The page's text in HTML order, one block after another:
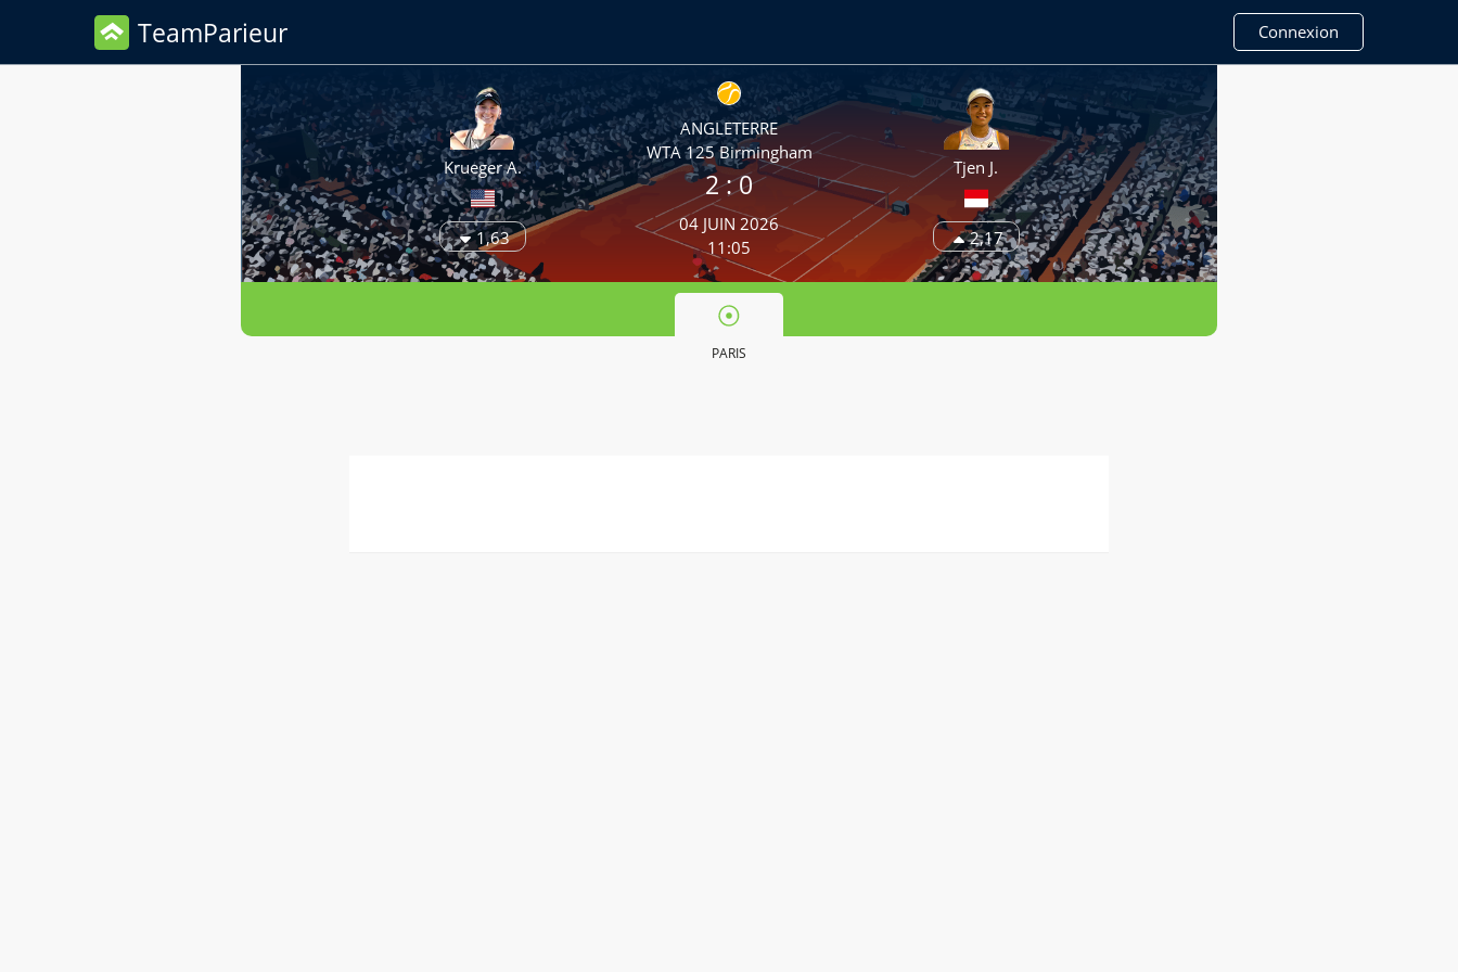
TeamParieur Connexion
Krueger A.
1,63
ANGLETERRE
WTA 125 Birmingham
2: 0
04 JUIN 2026
11:05
Tjen J.
2,17
PARIS